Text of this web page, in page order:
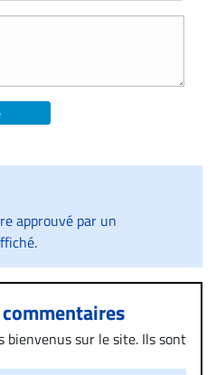
approuvé par un
bienvenus sur le site. Ils sont